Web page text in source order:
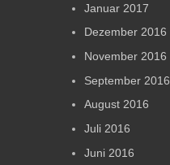
Januar 2017
Dezember 2016
November 2016
September 2016
August 2016
Juli 2016
Juni 2016